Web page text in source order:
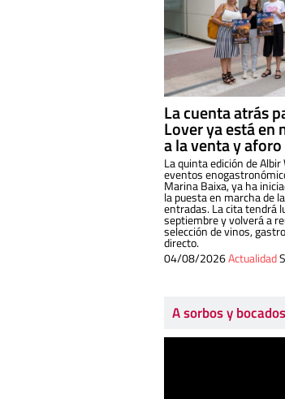
La cuenta atrás
Lover ya está en
a la venta y
La quinta edición de
eventos
Marina Baixa, ya ha
la puesta en marcha de
entradas. La cita tendrá
septiembre y volverá a
selección de vinos,
directo.
04/08/2026Actualidad
A sorbos y bocados